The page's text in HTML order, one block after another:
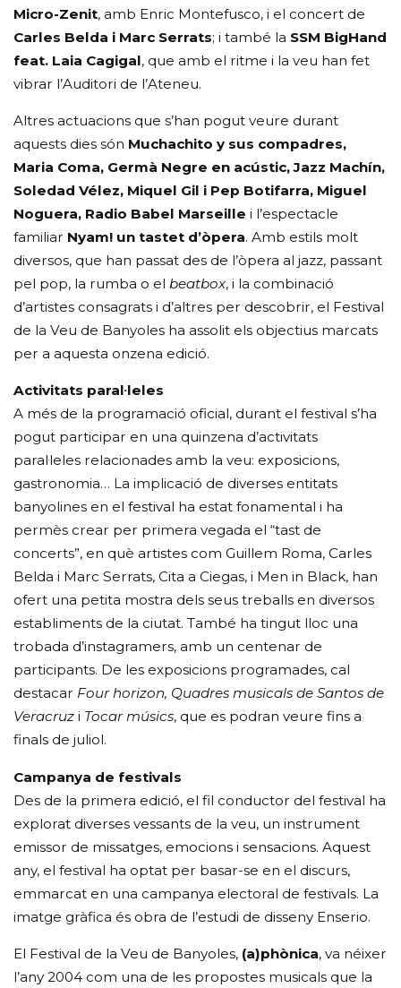
Micro-Zenit, amb Enric Montefusco, i el concert de
Carles Belda i Marc Serrats; i també la SSM BigHand
feat. Laia Cagigal, que amb el ritme i la veu han fet
vibrar l’Auditori de l’Ateneu.
Altres actuacions que s’han pogut veure durant
aquests dies són Muchachito y sus compadres,
Maria Coma, Germà Negre en acústic, Jazz Machín,
Soledad Vélez, Miquel Gil i Pep Botifarra, Miguel
Noguera, Radio Babel Marseille i l’espectacle
familiar Nyam! un tastet d’òpera. Amb estils molt
diversos, que han passat des de l’òpera al jazz, passant
pel pop, la rumba o elbeatbox, i la combinació
d’artistes consagrats i d’altres per descobrir, el Festival
de la Veu de Banyoles ha assolit els objectius marcats
per a aquesta onzena edició.
Activitats paral·leles
A més de la programació oficial, durant el festival s’ha
pogut participar en una quinzena d’activitats
paral·leles relacionades amb la veu: exposicions,
gastronomia… La implicació de diverses entitats
banyolines en el festival ha estat fonamental i ha
permès crear per primera vegada el “tast de
concerts”, en què artistes com Guillem Roma, Carles
Belda i Marc Serrats, Cita a Ciegas, i Men in Black, han
ofert una petita mostra dels seus treballs en diversos
establiments de la ciutat. També ha tingut lloc una
trobada d’instagramers, amb un centenar de
participants. De les exposicions programades, cal
destacar Four horizon, Quadres musicals de Santos de
Veracruz i Tocar músics, que es podran veure fins a
finals de juliol.
Campanya de festivals
Des de la primera edició, el fil conductor del festival ha
explorat diverses vessants de la veu, un instrument
emissor de missatges, emocions i sensacions. Aquest
any, el festival ha optat per basar-se en el discurs,
emmarcat en una campanya electoral de festivals. La
imatge gràfica és obra de l’estudi de disseny Enserio.
El Festival de la Veu de Banyoles, (a)phònica, va néixer
l’any 2004 com una de les propostes musicals que la